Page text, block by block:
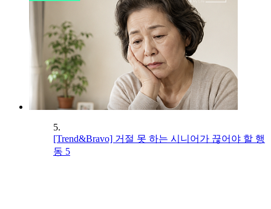
5.
[Trend&Bravo] 거절 못 하는 시니어가 끊어야 할 행
동 5